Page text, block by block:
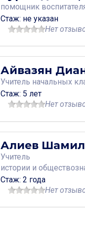
помощник
Стаж: не указан
Нет
Айвазян
Учитель начальных
Стаж: 5 лет
Нет
Алиев
Учитель
истории и
Стаж: 2 года
Нет